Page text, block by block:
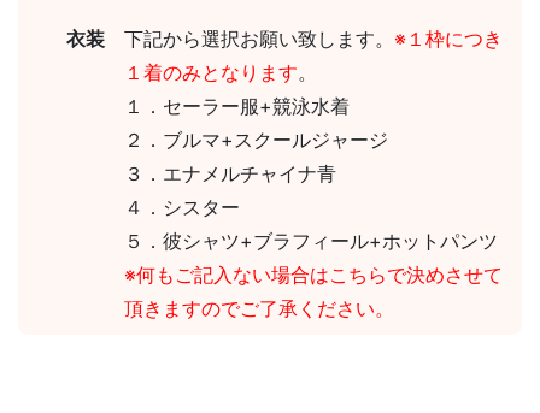
衣装 下記から選択お願い致します。 ※１枠につき
１着のみとなります。
１．セーラー服+競泳水着
２．ブルマ+スクールジャージ
３．エナメルチャイナ青
４．シスター
５．彼シャツ+ブラフィール+ホットパンツ
※何もご記入ない場合はこちらで決めさせて
頂きますのでご了承ください。